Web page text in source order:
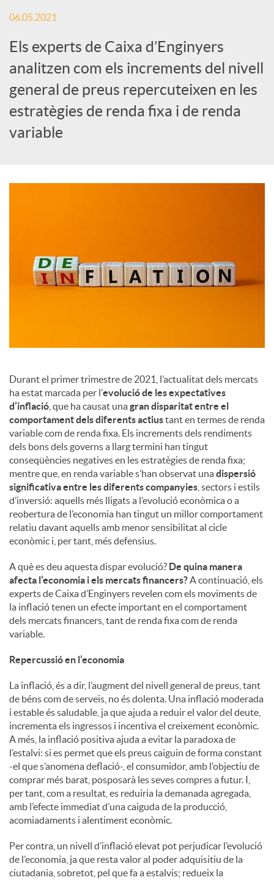
x
e
s
S
06.05.2021
Els experts de Caixa d’Enginyers
analitzen com els increments del nivell
general de preus repercuteixen en les
estratègies de renda fixa i de renda
variable
Durant el primer trimestre de 2021, l’actualitat dels mercats
ha estat marcada per l’evolució de les expectatives
d’inflació , que ha causat unagran disparitat entre el
comportament dels diferents actiustant en termes de renda
variable com de renda fixa. Els increments dels rendiments
dels bons dels governs a llarg termini han tingut
conseqüències negatives en les estratègies de renda fixa;
mentre que, en renda variable s’han observat unadispersió
significativa entre les diferents companyies , sectors i estils
d’inversió: aquells més lligats a l’evolució econòmica o a
reobertura de l’economia han tingut un millor comportament
relatiu davant aquells amb menor sensibilitat al cicle
econòmic i, per tant, més defensius.
A què es deu aquesta dispar evolució? De quina manera
afecta l’economia i els mercats financers?A continuació, els
experts de Caixa d’Enginyers revelen com els moviments de
la inflació tenen un efecte important en el comportament
dels mercats financers, tant de renda fixa com de renda
variable.
Repercussió en l’economia
La inflació, és a dir, l’augment del nivell general de preus, tant
de béns com de serveis, no és dolenta. Una inflació moderada
i estable és saludable, ja que ajuda a reduir el valor del deute,
incrementa els ingressos i incentiva el creixement econòmic.
A més, la inflació positiva ajuda a evitar la paradoxa de
l’estalvi: si es permet que els preus caiguin de forma constant
-el que s’anomena deflació-, el consumidor, amb l’objectiu de
comprar més barat, posposarà les seves compres a futur. I,
per tant, com a resultat, es reduiria la demanada agregada,
amb l’efecte immediat d’una caiguda de la producció,
acomiadaments i alentiment econòmic.
Per contra, un nivell d’inflació elevat pot perjudicar l’evolució
de l’economia, ja que resta valor al poder adquisitiu de la
ciutadania, sobretot, pel que fa a estalvis; redueix la